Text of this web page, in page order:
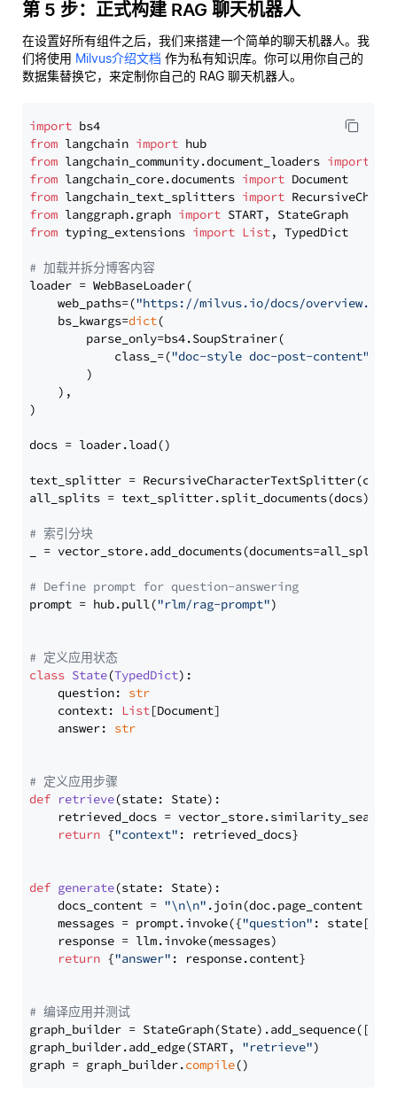
第 5 步：正式构建 RAG 聊天机器人
在设置好所有组件之后，我们来搭建一个简单的聊天机器人。我
们将使用 Milvus介绍文档 作为私有知识库。你可以用你自己的
数据集替换它，来定制你自己的 RAG 聊天机器人。
import
from langchain import
from langchain_community.document_loaders import
from langchain_core.documents import
from langchain_text_splitters import
from langgraph.graph import
from typing_extensions import List, TypedDict
# 加载并拆分博客内容
loader = WebBaseLoader(
    web_paths=(
"https://milvus.io/docs/overview.md"
    bs_kwargs=
dict(
        parse_only=bs4.SoupStrainer(
            class_=(
"doc-style doc-post-content"
        )
    ),
)
docs = loader.load()
text_splitter =
all_splits = text_splitter.split_documents(docs)
# 索引分块
_ = vector_store.add_documents(documents=all_splits)
# Define prompt for question-answering
prompt = hub.pull("rlm/rag-prompt")
# 定义应用状态
class State(TypedDict):
    question:
str
    context:
List[Document]
    answer:
str
# 定义应用步骤
def retrieve(state: State):
retrieved_docs =
return {"context" : retrieved_docs}
def generate(state: State):
    docs_content =
"\n\n" .join(doc.page_content
    messages = prompt.invoke({
"question" : state[
    response = llm.invoke(messages)
return {"answer" : response.content}
# 编译应用并测试
graph_builder =
graph_builder.add_edge(START, "retrieve")
graph = graph_builder.compile